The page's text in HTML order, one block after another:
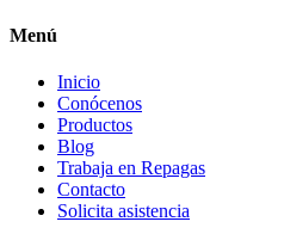
Menú
Inicio
Conócenos
Productos
Blog
Trabaja en Repagas
Contacto
Solicita asistencia